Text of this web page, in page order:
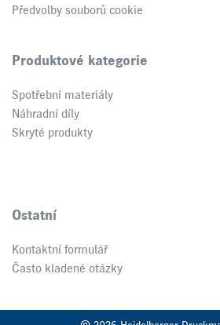
Předvolby souborů cookie
Produktové kategorie
Spotřební materiály
Náhradní díly
Skryté produkty
Ostatní
Kontaktní formulář
Často kladené otázky